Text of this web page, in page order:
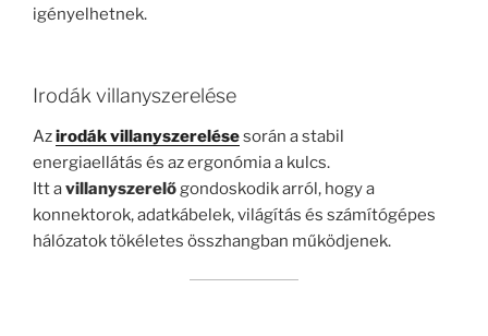
igényelhetnek.
Irodák villanyszerelése
Azirodák villanyszerelésesorán a stabil
energiaellátás és az ergonómia a kulcs.
Itt avillanyszerelőgondoskodik arról, hogy a
konnektorok, adatkábelek, világítás és számítógépes
hálózatok tökéletes összhangban működjenek.